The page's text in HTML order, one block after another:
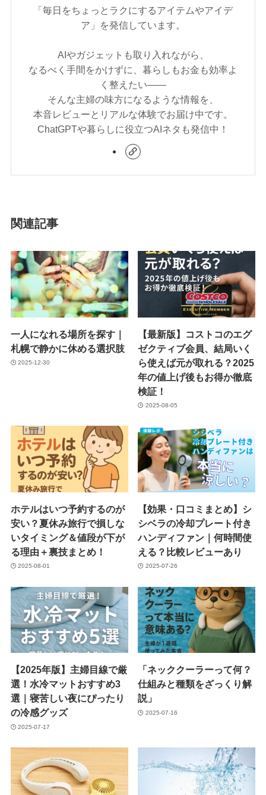
「毎日をちょっとラクにするアイテムやアイデ
ア」を発信しています。
AIやガジェットも取り入れながら、
なるべく手間をかけずに、暮らしもお金も効率よ
く整えたい——
そんな主婦の味方になるような情報を、
本音レビューとリアルな体験でお届け中です。
ChatGPTや暮らしに役立つAIネタも発信中！
関連記事
一人になれる場所を探す｜
札幌で静かに休める選択肢
2025-12-30
【最新版】コストコのエグ
ゼクティブ会員、結局いく
ら使えば元が取れる？2025
年の値上げ後もお得か徹底
検証！
2025-08-05
ホテルはいつ予約するのが
安い？夏休み旅行で損しな
いタイミング＆値段が下が
る理由＋裏技まとめ！
2025-08-01
【効果・口コミまとめ】シ
シベラの冷却プレート付き
ハンディファン｜何時間使
える？比較レビューあり
2025-07-26
【2025年版】主婦目線で厳
選！水冷マットおすすめ3
選｜寝苦しい夜にぴったり
の冷感グッズ
2025-07-17
「ネッククーラーって何？
仕組みと種類をざっくり解
説」
2025-07-16